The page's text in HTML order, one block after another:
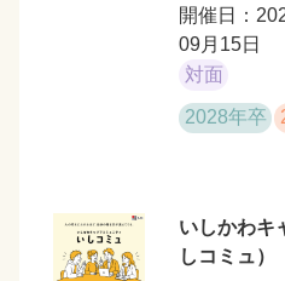
開催日：
09月15日
対面
2028年卒
いしかわキ
しコミュ）